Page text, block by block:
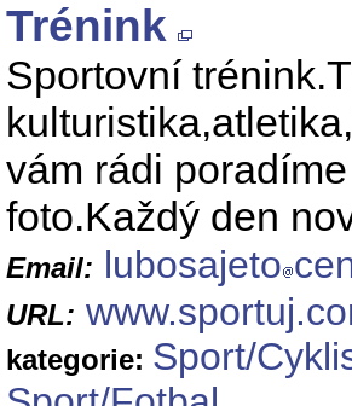
Trénink
Sportovní
vám rádi
foto.Každý den
Email: lubosajeto
URL:
kategorie: Sport/